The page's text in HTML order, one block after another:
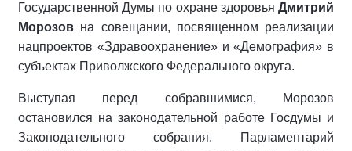
Государственной Думы по охране здоровья Дмитрий
Морозов на совещании, посвященном реализации
нацпроектов «Здравоохранение» и «Демография» в
субъектах Приволжского Федерального округа.
Выступая перед собравшимися, Морозов
остановился на законодательной работе Госдумы и
Законодательного собрания. Парламентарий